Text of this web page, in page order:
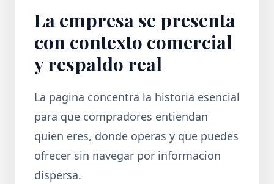
La empresa se presenta
con contexto comercial
y respaldo real
La pagina concentra la historia esencial
para que compradores entiendan
quien eres, donde operas y que puedes
ofrecer sin navegar por informacion
dispersa.